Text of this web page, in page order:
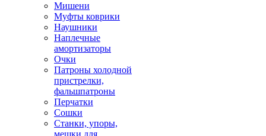
Мишени
Муфты коврики
Наушники
Наплечные
амортизаторы
Очки
Патроны холодной
пристрелки,
фальшпатроны
Перчатки
Сошки
Станки, упоры,
мешки для